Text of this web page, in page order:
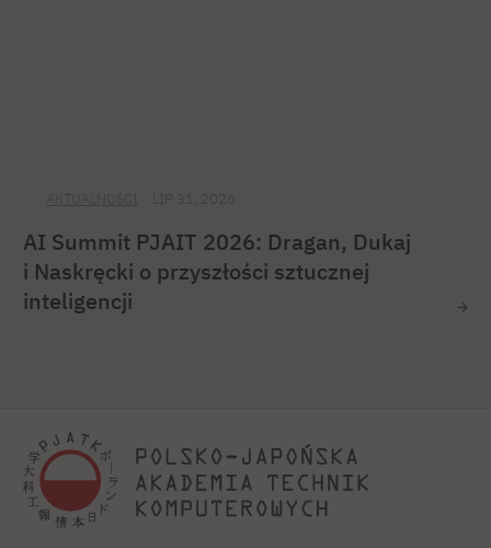
AI Summit PJAIT 2026: Dragan, Dukaj
i Naskręcki o przyszłości sztucznej
inteligencji